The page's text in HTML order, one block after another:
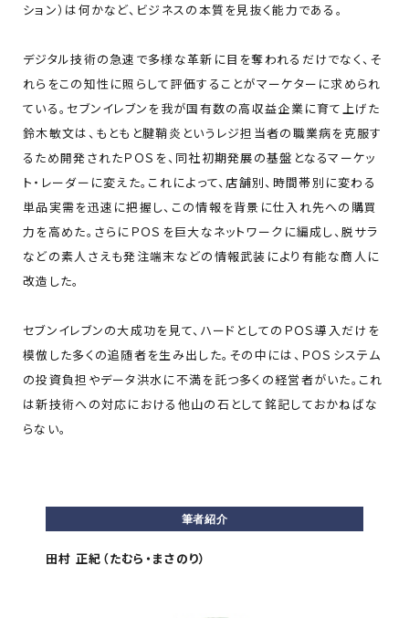
ション）は何かなど、ビジネスの本質を見抜く能力である。
デジタル技術の急速で多様な革新に目を奪われるだけでなく、そ
れらをこの知性に照らして評価することがマーケターに求められ
ている。セブンイレブンを我が国有数の高収益企業に育て上げた
鈴木敏文は、もともと腱鞘炎というレジ担当者の職業病を克服す
るため開発されたＰＯＳを、同社初期発展の基盤となるマーケッ
ト・レーダーに変えた。これによって、店舗別、時間帯別に変わる
単品実需を迅速に把握し、この情報を背景に仕入れ先への購買
力を高めた。さらにＰＯＳを巨大なネットワークに編成し、脱サラ
などの素人さえも発注端末などの情報武装により有能な商人に
改造した。
セブンイレブンの大成功を見て、ハードとしてのＰＯＳ導入だけを
模倣した多くの追随者を生み出した。その中には、ＰＯＳシステム
の投資負担やデータ洪水に不満を託つ多くの経営者がいた。これ
は新技術への対応における他山の石として銘記しておかねばな
らない。
筆者紹介
田村 正紀（たむら・まさのり）